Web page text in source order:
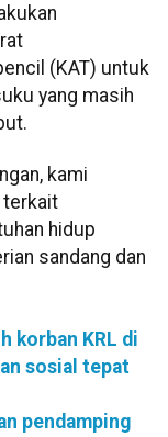
(KAT) untuk
yang masih
kami
terkait
hidup
sandang dan
korban KRL di
sosial tepat
pendamping